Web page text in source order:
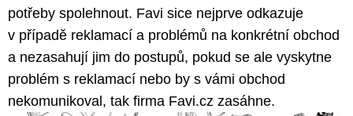
potřeby spolehnout. Favi sice nejprve odkazuje
v případě reklamací a problémů na konkrétní obchod
a nezasahují jim do postupů, pokud se ale vyskytne
problém s reklamací nebo by s vámi obchod
nekomunikoval, tak firma Favi.cz zasáhne.